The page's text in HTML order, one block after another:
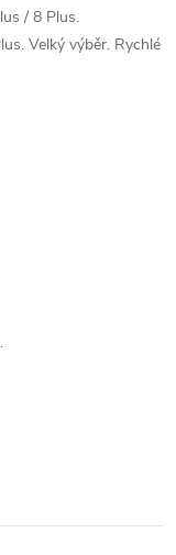
/ 8 Plus.
Velký výběr. Rychlé